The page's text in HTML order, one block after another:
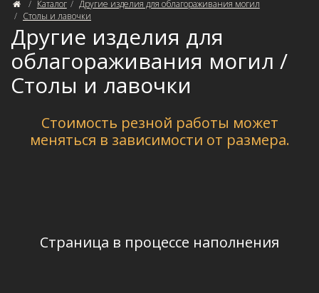
Каталог
Другие изделия для облагораживания могил
Столы и лавочки
Другие изделия для
облагораживания могил /
Столы и лавочки
Стоимость резной работы может
меняться в зависимости от размера.
Страница в процессе наполнения